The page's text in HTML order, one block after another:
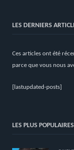
LES DERNIERS
Ces articles ont été
parce que vous nous
[lastupdated-posts]
LES PLUS POPULAIRES